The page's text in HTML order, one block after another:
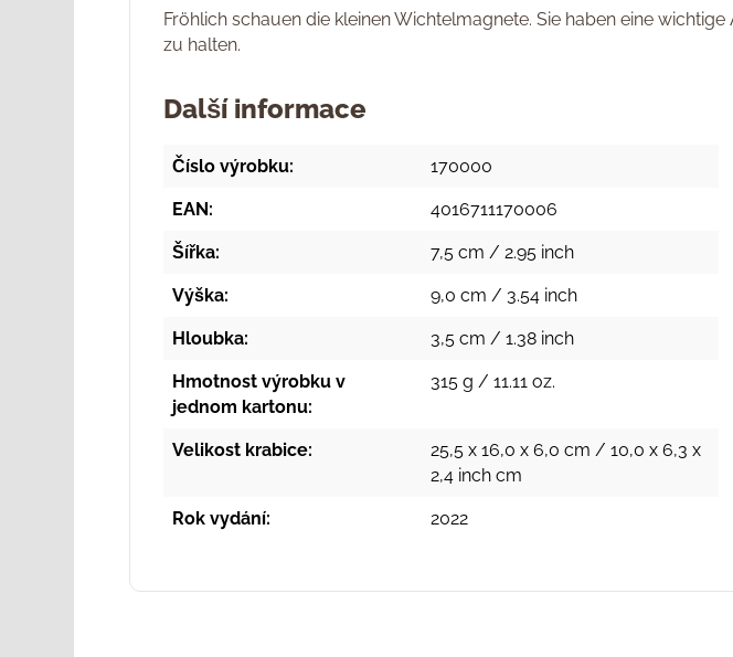
Fröhlich schauen die kleinen Wichtelmagnete. Sie haben eine
zu halten.
Další informace
Číslo výrobku: 170000
EAN: 4016711170006
Šířka: 7,5 cm / 2.95 inch
Výška: 9,0 cm / 3.54 inch
Hloubka: 3,5 cm / 1.38 inch
Hmotnost výrobku v
jednom kartonu:
315 g / 11.11 oz.
Velikost krabice:
25,5 x 16,0 x 6,0 cm / 10,0 x 6,3 x
2,4 inch cm
Rok vydání: 2022